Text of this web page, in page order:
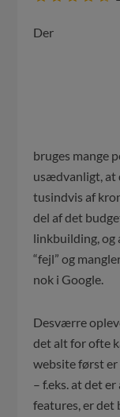
Der
bruges mange
usædvanligt, at
tusindvis af
del af det
linkbuilding, og
“fejl” og
nok i Google.
Desværre
det alt for ofte
website først
– f.eks. at det
features, er